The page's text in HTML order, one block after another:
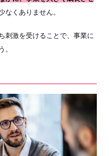
なくありません。
刺激を受けることで、事業に
。